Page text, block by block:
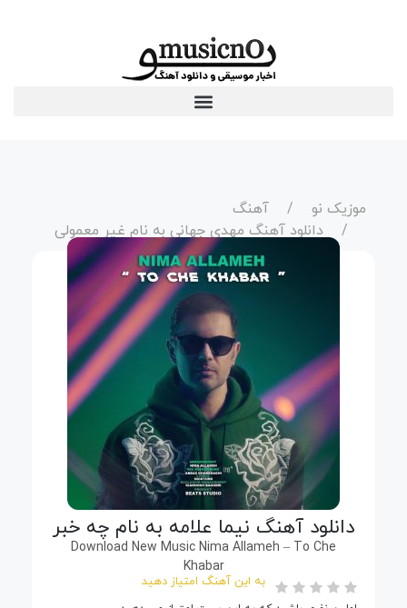
موزیک نو
آهنگ
دانلود آهنگ مهدی جهانی به نام غیر معمولی
دانلود آهنگ نیما علامه به نام چه خبر
Download New Music Nima Allameh – To Che
Khabar
به این آهنگ امتیاز دهید